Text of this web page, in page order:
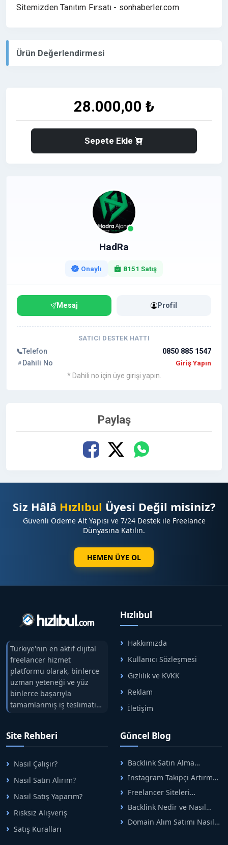
Sitemizden Tanıtım Fırsatı - sonhaberler.com
Ürün Değerlendirmesi
28.000,00 ₺
Sepete Ekle
HadRa
Onaylı 8151 Satış
Mesaj Profil
SATICI DESTEK HATTI
Telefon
0850 885 1547
Dahili No
Giriş Yapın
* Dahili no için üye girişi yapın.
Paylaş
Siz Hâlâ Hızlıbul Üyesi Değil misiniz?
Güvenli Ödeme Alt Yapısı ve 7/24 Destek ile Freelance
Dünyasına Katılın.
HEMEN ÜYE OL
Türkiye'nin en aktif dijital
freelancer hizmet
platformu olarak, binlerce
uzman yeteneği ve yüz
binlerce başarıyla
tamamlanmış iş teslimatını
tek çatıda buluşturuyoruz.
arasındaki süreci risksiz
alışveriş sistemi ile koruyan
ticaretin güvenli
adreslerinden birisidir.
Hızlıbul
Hakkımızda
Kullanıcı Sözleşmesi
Gizlilik ve KVKK
Reklam
İletişim
Site Rehberi
Nasıl Çalışır?
Nasıl Satın Alırım?
Nasıl Satış Yaparım?
Risksiz Alışveriş
Satış Kuralları
Güncel Blog
Backlink Satın Alma
Rehberi: Güvenli SEO İçin
Doğru Adımlar
Instagram Takipçi Artırma
Yöntemleri: Organik Büyüme
Rehberi
Freelancer Siteleri
Arasında Doğru Seçim Nasıl
Yapılır
Backlink Nedir ve Nasıl
Alınır? Etkili Yöntemler
Domain Alım Satımı Nasıl